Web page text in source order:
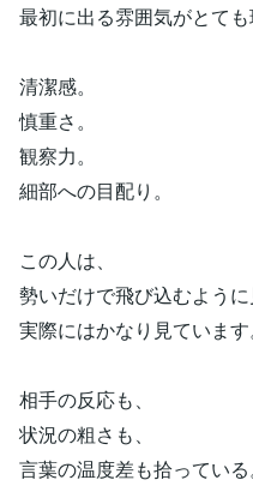
最初に出る雰囲気がとても
清潔感。
慎重さ。
観察力。
細部への目配り。
この人は、
勢いだけで飛び込むように
実際にはかなり見ています
相手の反応も、
状況の粗さも、
言葉の温度差も拾っている